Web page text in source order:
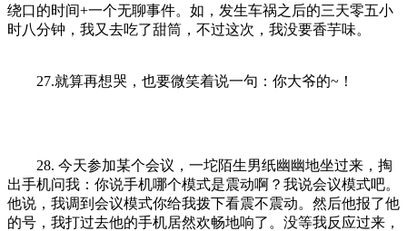
绕口的时间+一个无聊事件。如，发生车祸之后的三天零五小
时八分钟，我又去吃了甜筒，不过这次，我没要香芋味。
27.就算再想哭，也要微笑着说一句：你大爷的~！
28. 今天参加某个会议，一坨陌生男纸幽幽地坐过来，掏
出手机问我：你说手机哪个模式是震动啊？我说会议模式吧。
他说，我调到会议模式你给我拨下看震不震动。然后他报了他
的号，我打过去他的手机居然欢畅地响了。没等我反应过来，